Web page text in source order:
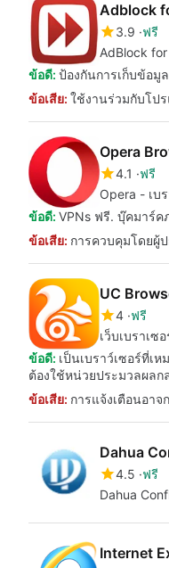
Adblock
3.9 ฟรี
AdBlock
ข้อดี: ป้องกันการเก็บข้อมู
ข้อเสีย: ใช้งานร่วมกับโป
Opera
4.1
ฟรี
Opera - เบ
ข้อดี: VPNs ฟรี. บุ๊คมาร์
ข้อเสีย: การควบคุมโดยผู้
UC
4 ฟรี
เว็บเบราเ
ข้อดี: เป็นเบราว์เซอร์ที่เ
ต้องใช้หน่วยประมวลผลก
ข้อเสีย: การแจ้งเตือนอา
Dahua
4.5 ฟรี
Dahua
Internet